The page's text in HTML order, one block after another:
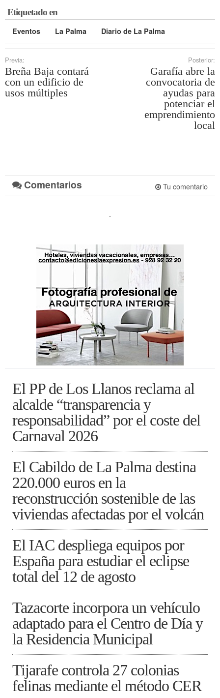
Etiquetado en
Eventos La Palma Diario de La Palma
Previa:
Breña Baja contará
con un edificio de
usos múltiples
Posterior:
Garafía abre la
convocatoria de
ayudas para
potenciar el
emprendimiento
local
Comentarios Tu comentario
.
El PP de Los Llanos reclama al
alcalde “transparencia y
responsabilidad” por el coste del
Carnaval 2026
El Cabildo de La Palma destina
220.000 euros en la
reconstrucción sostenible de las
viviendas afectadas por el volcán
El IAC despliega equipos por
España para estudiar el eclipse
total del 12 de agosto
Tazacorte incorpora un vehículo
adaptado para el Centro de Día y
la Residencia Municipal
Tijarafe controla 27 colonias
felinas mediante el método CER